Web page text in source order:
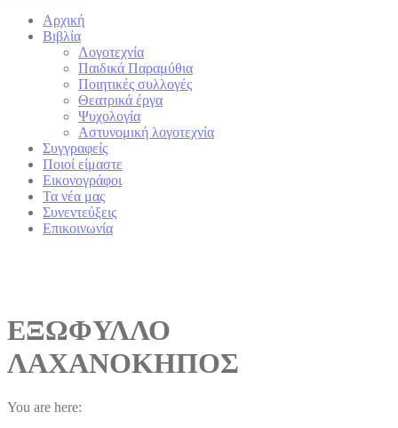
Αρχική
Βιβλία
Λογοτεχνία
Παιδικά Παραμύθια
Ποιητικές συλλογές
Θεατρικά έργα
Ψυχολογία
Αστυνομική λογοτεχνία
Συγγραφείς
Ποιοί είμαστε
Εικονογράφοι
Τα νέα μας
Συνεντεύξεις
Επικοινωνία
ΕΞΩΦΥΛΛΟ
ΛΑΧΑΝΟΚΗΠΟΣ
You are here: